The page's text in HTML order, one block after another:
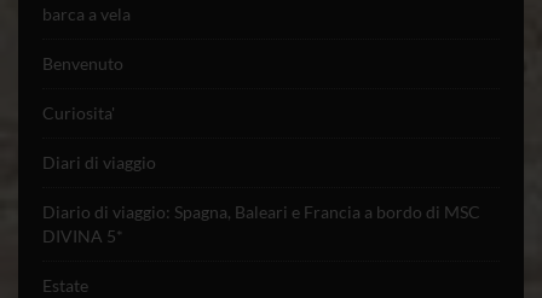
barca a vela
Benvenuto
Curiosita'
Diari di viaggio
Diario di viaggio: Spagna, Baleari e Francia a bordo di MSC
DIVINA 5*
Estate